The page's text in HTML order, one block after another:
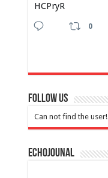
HCPryR
0
Follow Us
Can not find the user!
Echojounal